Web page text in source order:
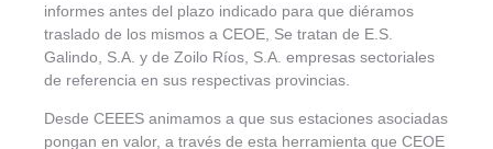
informes antes del plazo indicado para que diéramos
traslado de los mismos a CEOE, Se tratan de E.S.
Galindo, S.A. y de Zoilo Ríos, S.A. empresas sectoriales
de referencia en sus respectivas provincias.
Desde CEEES animamos a que sus estaciones asociadas
pongan en valor, a través de esta herramienta que CEOE